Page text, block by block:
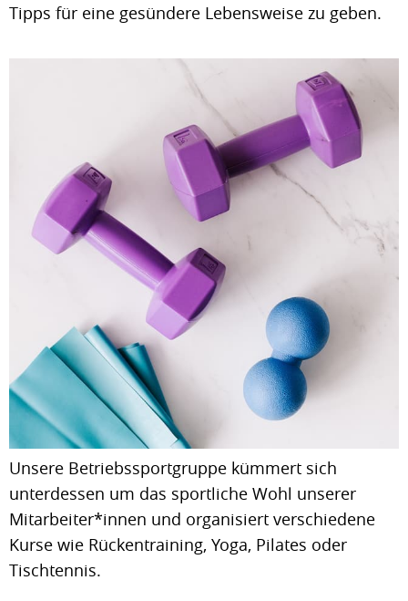
Tipps für eine gesündere Lebensweise zu geben.
Unsere Betriebssportgruppe kümmert sich
unterdessen um das sportliche Wohl unserer
Mitarbeiter*innen und organisiert verschiedene
Kurse wie Rückentraining, Yoga, Pilates oder
Tischtennis.